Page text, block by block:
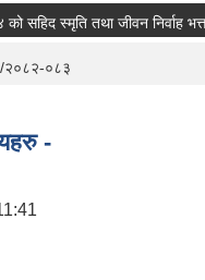
स्मृति तथा जीवन निर्वाह भत्ता
२०८२-०८३
-